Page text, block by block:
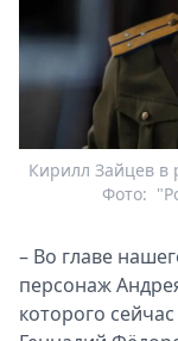
Кирилл Зайцев в
Фото:
– Во главе
персонаж
которого